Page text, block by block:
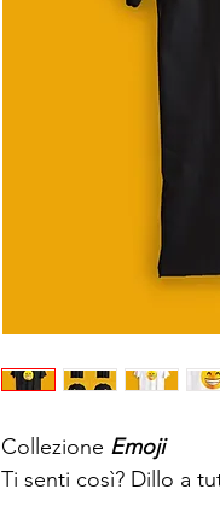
Collezione Emoji
Ti senti così? Dillo a